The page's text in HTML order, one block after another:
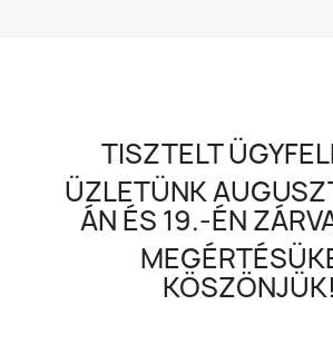
TISZTELT
ÜZLETÜNK
ÁN ÉS 19.-ÉN
KÖSZÖNJÜK!